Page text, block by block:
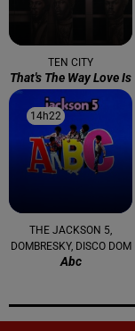
TEN CITY
That's The Way Love Is
14h22
14h22
THE JACKSON 5,
DOMBRESKY, DISCO DOM
Abc